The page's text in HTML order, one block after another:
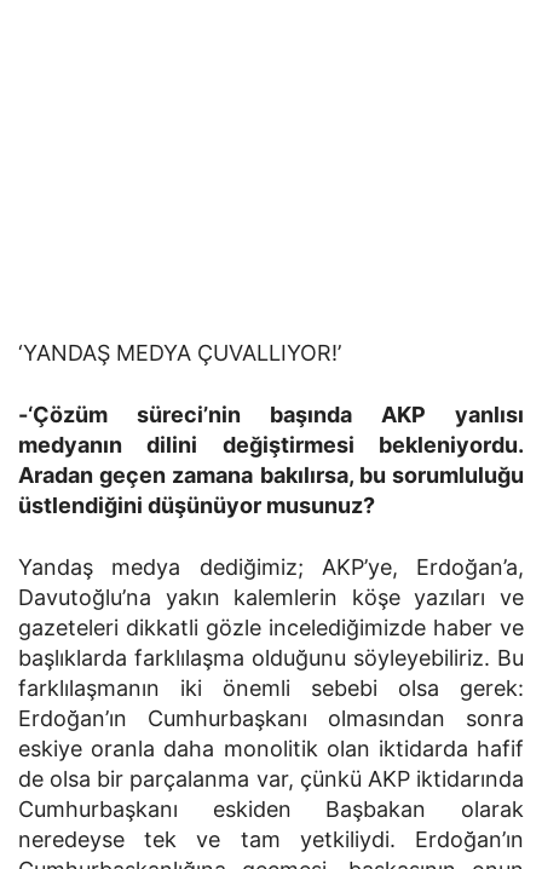
‘YANDAŞ MEDYA ÇUVALLIYOR!’
-‘Çözüm süreci’nin başında AKP yanlısı
medyanın dilini değiştirmesi bekleniyordu.
Aradan geçen zamana bakılırsa, bu sorumluluğu
üstlendiğini düşünüyor musunuz?
Yandaş medya dediğimiz; AKP’ye, Erdoğan’a,
Davutoğlu’na yakın kalemlerin köşe yazıları ve
gazeteleri dikkatli gözle incelediğimizde haber ve
başlıklarda farklılaşma olduğunu söyleyebiliriz. Bu
farklılaşmanın iki önemli sebebi olsa gerek:
Erdoğan’ın Cumhurbaşkanı olmasından sonra
eskiye oranla daha monolitik olan iktidarda hafif
de olsa bir parçalanma var, çünkü AKP iktidarında
Cumhurbaşkanı eskiden Başbakan olarak
neredeyse tek ve tam yetkiliydi. Erdoğan’ın